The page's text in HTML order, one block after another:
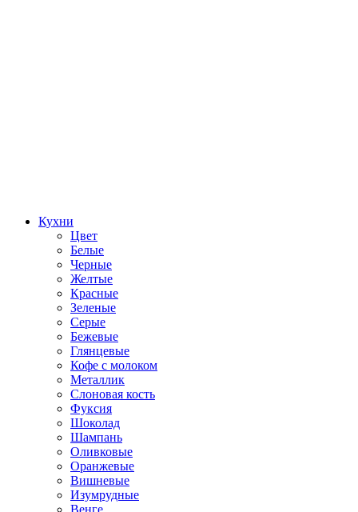
Кухни
Цвет
Белые
Черные
Желтые
Красные
Зеленые
Серые
Бежевые
Глянцевые
Кофе с молоком
Металлик
Слоновая кость
Фуксия
Шоколад
Шампань
Оливковые
Оранжевые
Вишневые
Изумрудные
Венге